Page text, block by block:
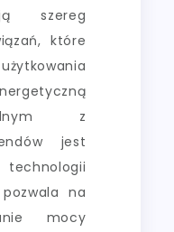
szereg
które
z
jest
na
mocy